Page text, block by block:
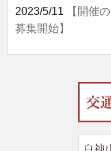
2023/5/11
【開催
募集開始】